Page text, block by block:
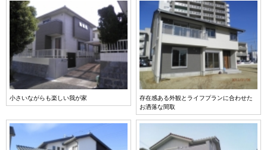
小さいながらも楽しい我が家
存在感ある外観とライフプランに合わせた
お洒落な間取